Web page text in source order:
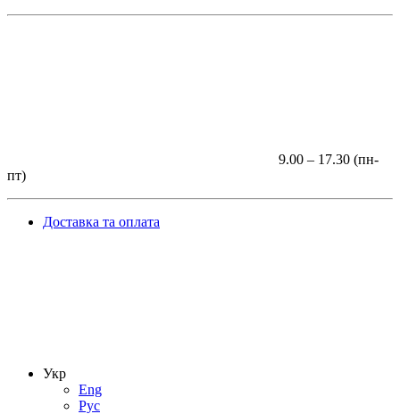
9.00 – 17.30 (пн-
пт)
Доставка та оплата
Укр
Eng
Рус